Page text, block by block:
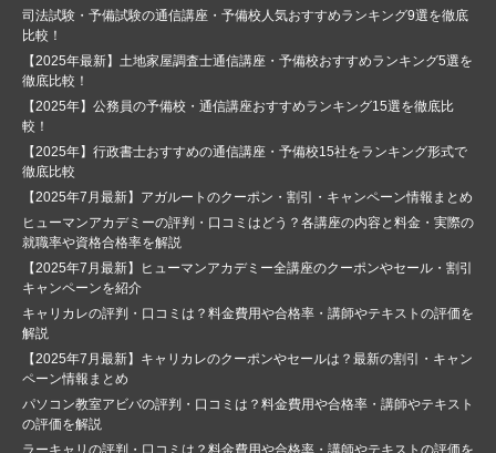
司法試験・予備試験の通信講座・予備校人気おすすめランキング9選を徹底
比較！
【2025年最新】土地家屋調査士通信講座・予備校おすすめランキング5選を
徹底比較！
【2025年】公務員の予備校・通信講座おすすめランキング15選を徹底比
較！
【2025年】行政書士おすすめの通信講座・予備校15社をランキング形式で
徹底比較
【2025年7月最新】アガルートのクーポン・割引・キャンペーン情報まとめ
ヒューマンアカデミーの評判・口コミはどう？各講座の内容と料金・実際の
就職率や資格合格率を解説
【2025年7月最新】ヒューマンアカデミー全講座のクーポンやセール・割引
キャンペーンを紹介
キャリカレの評判・口コミは？料金費用や合格率・講師やテキストの評価を
解説
【2025年7月最新】キャリカレのクーポンやセールは？最新の割引・キャン
ペーン情報まとめ
パソコン教室アビバの評判・口コミは？料金費用や合格率・講師やテキスト
の評価を解説
ラーキャリの評判・口コミは？料金費用や合格率・講師やテキストの評価を